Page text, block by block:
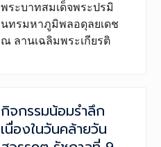
พระบาทสมเด็จพระปรมิ
นทรมหาภูมิพลอดุลยเดช
ณ ลานเฉลิมพระเกียรติ
กิจกรรมน้อมรำลึก
เนื่องในวันคล้ายวัน